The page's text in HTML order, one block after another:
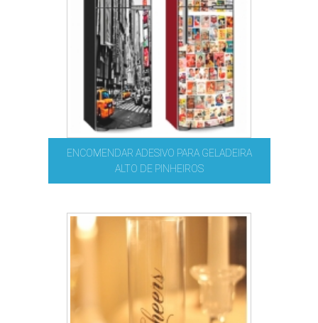
ENCOMENDAR ADESIVO PARA GELADEIRA
ALTO DE PINHEIROS